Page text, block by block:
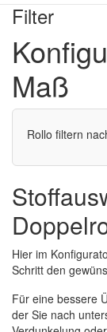
Filter
Maß
Rollo filtern
Hier im
Schritt den
Für eine bessere
der Sie nach